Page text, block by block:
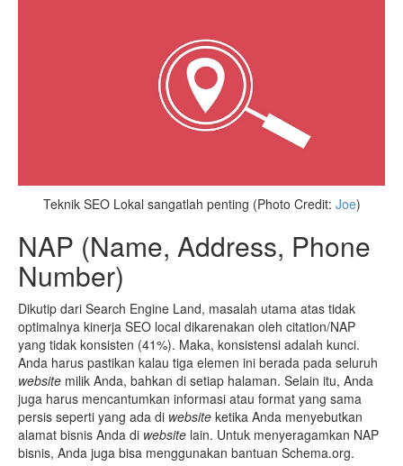
Teknik SEO Lokal sangatlah penting (Photo Credit: Joe)
NAP (Name, Address, Phone
Number)
Dikutip dari Search Engine Land, masalah utama atas tidak
optimalnya kinerja SEO local dikarenakan oleh citation/NAP
yang tidak konsisten (41%). Maka, konsistensi adalah kunci.
Anda harus pastikan kalau tiga elemen ini berada pada seluruh
website milik Anda, bahkan di setiap halaman. Selain itu, Anda
juga harus mencantumkan informasi atau format yang sama
persis seperti yang ada di website ketika Anda menyebutkan
alamat bisnis Anda di website lain. Untuk menyeragamkan NAP
bisnis, Anda juga bisa menggunakan bantuan Schema.org.